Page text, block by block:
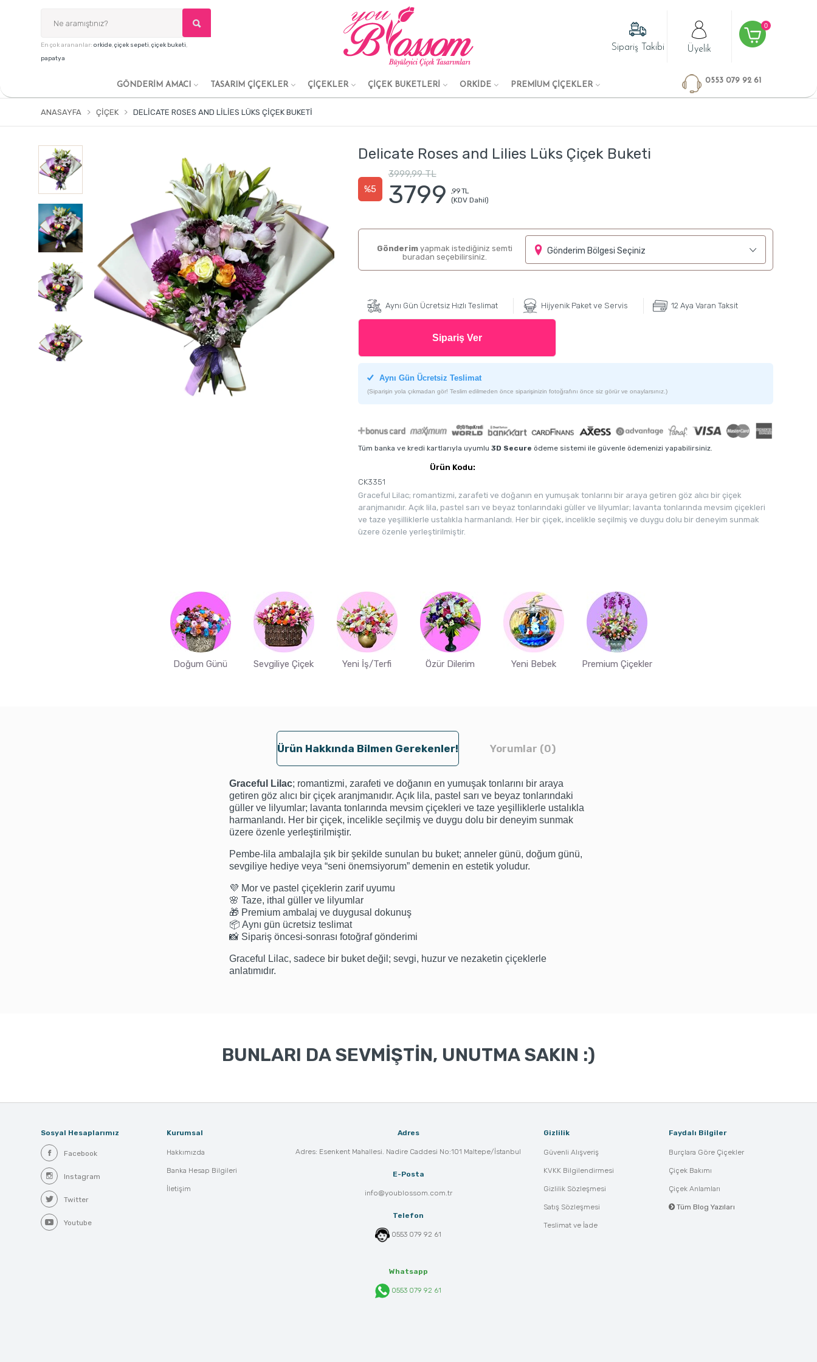
En çok arananlar: orkide,çiçek sepeti,çiçek buketi,
papatya
Sipariş Takibi Üyelik
0
GÖNDERİM AMACI TASARIM ÇİÇEKLER ÇİÇEKLER ÇİÇEK BUKETLERİ ORKİDE PREMİUM ÇİÇEKLER
0553 079 92 61
ANASAYFA ÇIÇEK DELICATE ROSES AND LILIES LÜKS ÇIÇEK BUKETI
Delicate Roses and Lilies Lüks Çiçek Buketi
%5
3999,99 TL
3799
,99 TL
(KDV Dahil)
Gönderim yapmak istediğiniz semti
buradan seçebilirsiniz.
Gönderim Bölgesi Seçiniz
Aynı Gün Ücretsiz Hızlı Teslimat Hijyenik Paket ve Servis 12 Aya Varan Taksit
Sipariş Ver
Aynı Gün Ücretsiz Teslimat
(Siparişin yola çıkmadan gör! Teslim edilmeden önce siparişinizin fotoğrafını önce siz görür ve onaylarsınız.)
Tüm banka ve kredi kartlarıyla uyumlu 3D Secure ödeme sistemi ile güvenle ödemenizi yapabilirsiniz.
Ürün Kodu:
CK3351
Graceful Lilac; romantizmi, zarafeti ve doğanın en yumuşak tonlarını bir araya getiren göz alıcı bir çiçek
aranjmanıdır. Açık lila, pastel sarı ve beyaz tonlarındaki güller ve lilyumlar; lavanta tonlarında mevsim çiçekleri
ve taze yeşilliklerle ustalıkla harmanlandı. Her bir çiçek, incelikle seçilmiş ve duygu dolu bir deneyim sunmak
üzere özenle yerleştirilmiştir.
Doğum Günü Sevgiliye Çiçek Yeni İş/Terfi Özür Dilerim Yeni Bebek Premium Çiçekler
Ürün Hakkında Bilmen Gerekenler! Yorumlar (0)
Graceful Lilac; romantizmi, zarafeti ve doğanın en yumuşak tonlarını bir araya
getiren göz alıcı bir çiçek aranjmanıdır. Açık lila, pastel sarı ve beyaz tonlarındaki
güller ve lilyumlar; lavanta tonlarında mevsim çiçekleri ve taze yeşilliklerle ustalıkla
harmanlandı. Her bir çiçek, incelikle seçilmiş ve duygu dolu bir deneyim sunmak
üzere özenle yerleştirilmiştir.
Pembe-lila ambalajla şık bir şekilde sunulan bu buket; anneler günü, doğum günü,
sevgiliye hediye veya “seni önemsiyorum” demenin en estetik yoludur.
💜 Mor ve pastel çiçeklerin zarif uyumu
🌸 Taze, ithal güller ve lilyumlar
🎁 Premium ambalaj ve duygusal dokunuş
📦 Aynı gün ücretsiz teslimat
📸 Sipariş öncesi-sonrası fotoğraf gönderimi
Graceful Lilac, sadece bir buket değil; sevgi, huzur ve nezaketin çiçeklerle
anlatımıdır.
BUNLARI DA SEVMİŞTİN, UNUTMA SAKIN :)
Sosyal Hesaplarımız
Facebook
Instagram
Twitter
Youtube
Kurumsal
Hakkımızda
Banka Hesap Bilgileri
İletişim
Adres
Adres: Esenkent Mahallesi. Nadire Caddesi No:101 Maltepe/İstanbul
E-Posta
info@youblossom.com.tr
Telefon
0553 079 92 61
Whatsapp
0553 079 92 61
Gizlilik
Güvenli Alışveriş
KVKK Bilgilendirmesi
Gizlilik Sözleşmesi
Satış Sözleşmesi
Teslimat ve İade
Faydalı Bilgiler
Burçlara Göre Çiçekler
Çiçek Bakımı
Çiçek Anlamları
Tüm Blog Yazıları